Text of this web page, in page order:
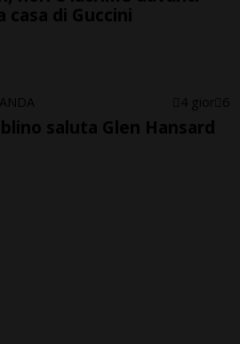
casa di Guccini
4 gior 6
saluta Glen Hansard